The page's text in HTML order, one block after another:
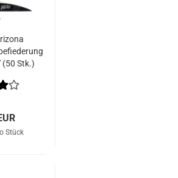
(50 Stk.)
Stück